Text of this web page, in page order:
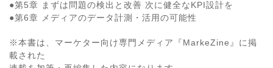
●第5章 まずは問題の検出と改善 次に健全なKPI設計を
●第6章 メディアのデータ計測・活用の可能性
※本書は、マーケター向け専門メディア『MarkeZine』に掲
載された